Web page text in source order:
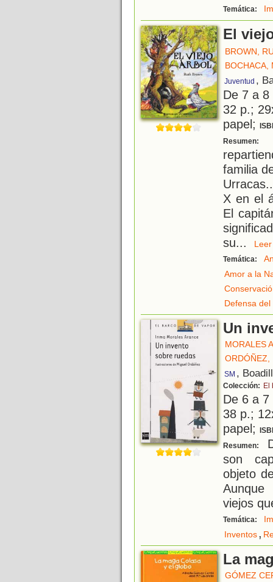
Temática:
El
BROWN,
BOCHACA,
Juventud ,
De 7 a
32 p.;
papel;
Resumen:
familia
X en el
El
su...
Temática:
Amor a la
Defensa
Un
MORALES
ORDÓÑEZ,
SM ,
Colección: El
De 6 a
38 p.;
papel;
Resumen:
son
objeto
viejos
Temática:
Inventos,
La
GÓMEZ